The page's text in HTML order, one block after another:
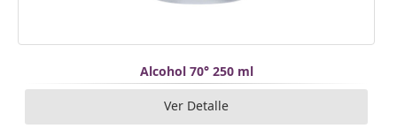
Alcohol 70° 250 ml
Ver Detalle